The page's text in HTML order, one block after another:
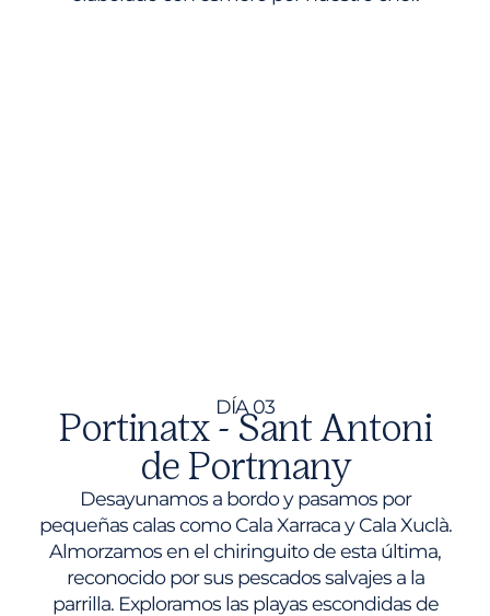
DÍA 03
Portinatx - Sant Antoni
de Portmany
Desayunamos a bordo y pasamos por
pequeñas calas como Cala Xarraca y Cala Xuclà.
Almorzamos en el chiringuito de esta última,
reconocido por sus pescados salvajes a la
parrilla. Exploramos las playas escondidas de